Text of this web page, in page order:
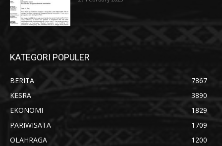
KATEGORI POPULER
BERITA
7867
KESRA
3890
EKONOMI
1829
PARIWISATA
1709
OLAHRAGA
1200